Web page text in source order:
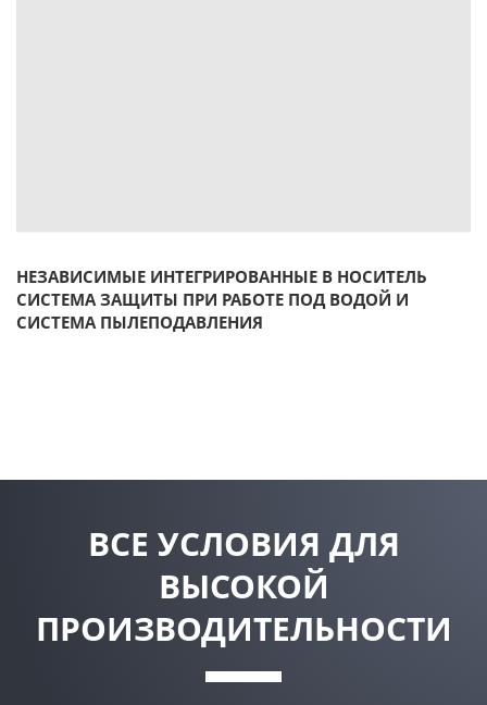
НЕЗАВИСИМЫЕ ИНТЕГРИРОВАННЫЕ В НОСИТЕЛЬ
СИСТЕМА ЗАЩИТЫ ПРИ РАБОТЕ ПОД ВОДОЙ И
СИСТЕМА ПЫЛЕПОДАВЛЕНИЯ
ВСЕ УСЛОВИЯ ДЛЯ
ВЫСОКОЙ
ПРОИЗВОДИТЕЛЬНОСТИ